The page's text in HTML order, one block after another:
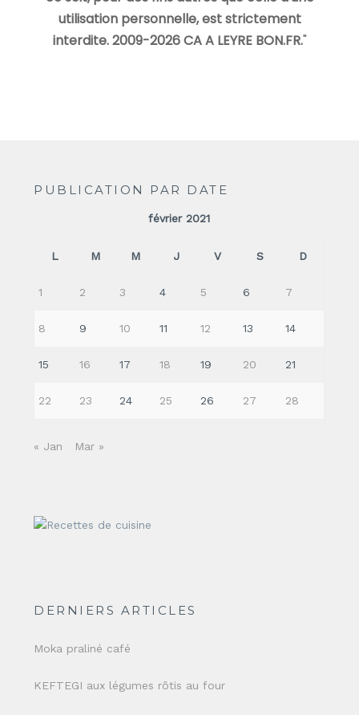
utilisation personnelle, est strictement
interdite. 2009-2026 CA A LEYRE BON.FR."
PUBLICATION PAR DATE
février 2021
L M M J V S D
1 2 3 4 5 6 7
8 9 10 11 12 13 14
15 16 17 18 19 20 21
22 23 24 25 26 27 28
« Jan Mar »
DERNIERS ARTICLES
Moka praliné café
KEFTEGI aux légumes rôtis au four